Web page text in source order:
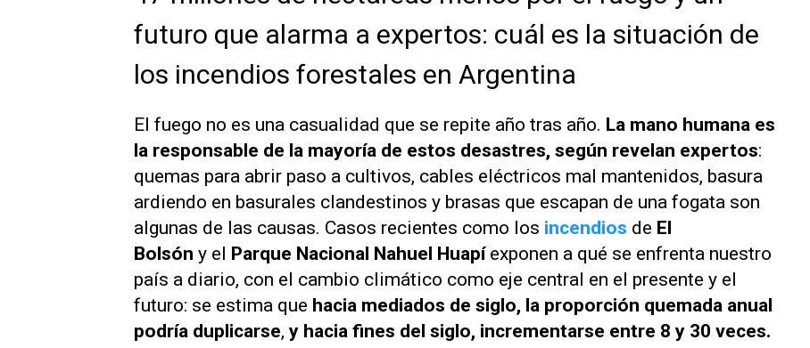
futuro que alarma a expertos: cuál es la situación de
los incendios forestales en Argentina
El fuego no es una casualidad que se repite año tras año. La mano humana es
la responsable de la mayoría de estos desastres, según revelan expertos:
quemas para abrir paso a cultivos, cables eléctricos mal mantenidos, basura
ardiendo en basurales clandestinos y brasas que escapan de una fogata son
algunas de las causas. Casos recientes como los incendios de El
Bolsón y el Parque Nacional Nahuel Huapíexponen a qué se enfrenta nuestro
país a diario, con el cambio climático como eje central en el presente y el
futuro: se estima que hacia mediados de siglo, la proporción quemada anual
podría duplicarse, y hacia fines del siglo, incrementarse entre 8 y 30 veces.